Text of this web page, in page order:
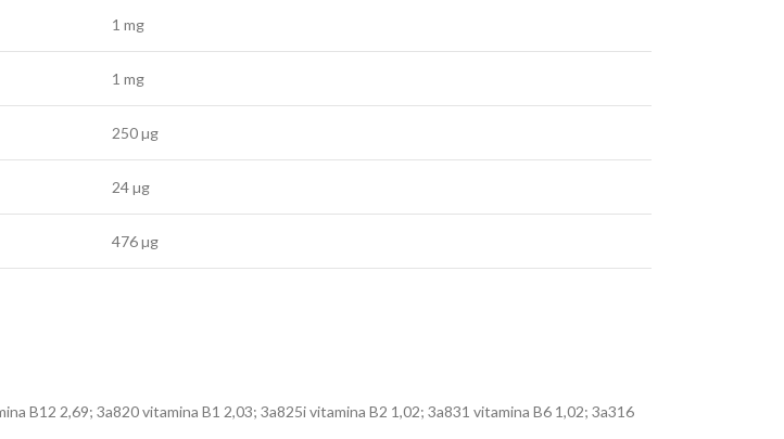
1 mg
1 mg
250 µg
24 µg
476 µg
B12 2,69; 3a820 vitamina B1 2,03; 3a825i vitamina B2 1,02; 3a831 vitamina B6 1,02; 3a316